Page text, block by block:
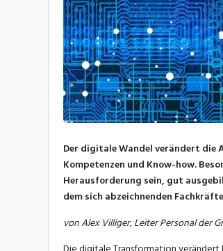
Der digitale Wandel verändert die
Kompetenzen und Know-how.
Herausforderung sein, gut
dem sich abzeichnenden
von Alex Villiger, Leiter Personal der